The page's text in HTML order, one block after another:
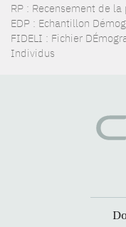
RP : Recensement de
EDP : Echantillon
FIDELI : Fichier
Individus